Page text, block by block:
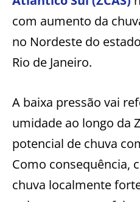
com aumento da
no Nordeste do
Rio de Janeiro.
A baixa pressão vai
umidade ao longo da
potencial de chuva
Como consequência,
chuva localmente